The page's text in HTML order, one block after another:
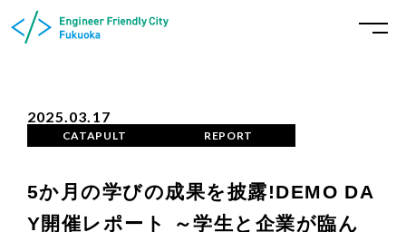
2025.03.17
CATAPULT REPORT
5か月の学びの成果を披露!DEMO DA
Y開催レポート ～学生と企業が臨ん